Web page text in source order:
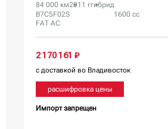
84 000 км2011 ггибрид
B7C5F02S
FAT AC
1600 сс
2 170 161 ₽
с доставкой во Владивосток
расшифровка цены
Импорт запрещен